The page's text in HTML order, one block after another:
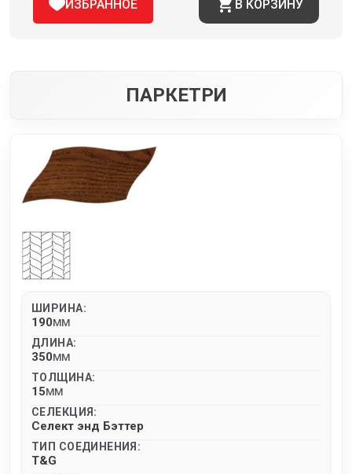
ИЗБРАННОЕ В КОРЗИНУ
ПАРКЕТРИ
ШИРИНА:
190MM
ДЛИНА:
350MM
ТОЛЩИНА:
15MM
СЕЛЕКЦИЯ:
Селект энд Бэттер
ТИП СОЕДИНЕНИЯ:
T&G